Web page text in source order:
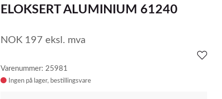
ELOKSERT ALUMINIUM 61240
NOK 197 eksl. mva
Varenummer: 25981
Ingen på lager